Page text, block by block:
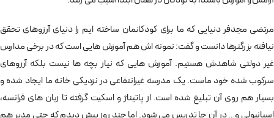
مرتضی مجدفر دنیایی که ما برای کودکانمان ساخته ایم را دنیای آرزوهای تحقق
نیافته بزرگترها دانست و گفت: نمونه اش هم آموزش هایی است که در برخی مدارس
غیر دولتی شاهدش هستیم. آموزش هایی که نیاز بچه ها نیست بلکه آرزوهای
سرکوب شده خود ماست. یک مدرسه غیرانتفاعی در نزدیکی خانه ما ایجاد شده و
بسیار هم روی آن تبلیغ شده است. از پاتیناژ و اسکیت گرفته تا زبان های فرانسه،